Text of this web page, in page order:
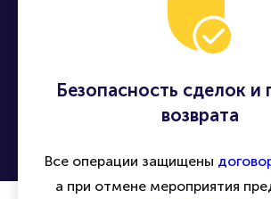
Безопасность сделок и
возврата
Все операции защищены
а при отмене мероприятия